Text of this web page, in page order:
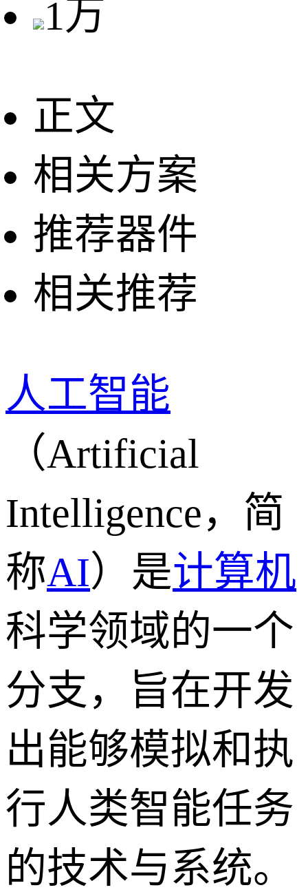
1万
正文
相关方案
推荐器件
相关推荐
人工智能
（Artificial
Intelligence，简
称AI）是计算机
科学领域的一个
分支，旨在开发
出能够模拟和执
行人类智能任务
的技术与系统。